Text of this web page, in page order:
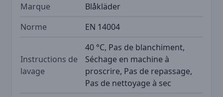
Marque
Blåkläder
Norme
EN 14004
Instructions de
lavage
40 °C, Pas de blanchiment,
Séchage en machine à
proscrire, Pas de repassage,
Pas de nettoyage à sec